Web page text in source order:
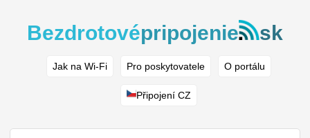
Bezdrotovépripojenie sk
Jak na Wi-Fi Pro poskytovatele O portálu
Připojení CZ